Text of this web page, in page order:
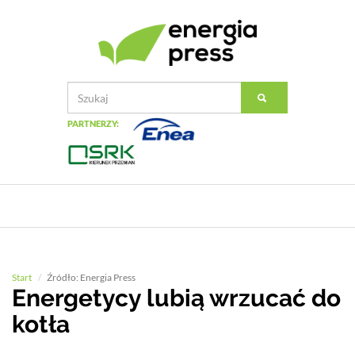
PARTNERZY:
Start Źródło: Energia Press
Energetycy lubią wrzucać do
kotła